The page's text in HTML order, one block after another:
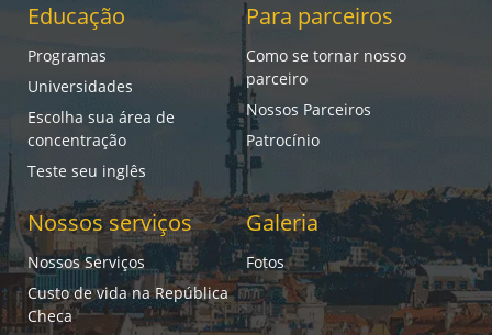
Educação
Programas
Universidades
Escolha sua área de
concentração
Teste seu inglês
Para parceiros
Como se tornar nosso
parceiro
Nossos Parceiros
Patrocínio
Nossos serviços
Nossos Serviços
Custo de vida na República
Checa
Galeria
Fotos